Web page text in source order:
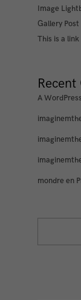
Image
Gallery Post
This is a link
A
mondre en